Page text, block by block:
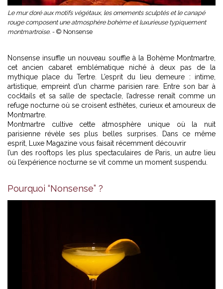
Le mur doré aux motifs végétaux, les ornements sculptés et le canapé
rouge composent une atmosphère bohème et luxurieuse typiquement
montmartroise. - © Nonsense
Nonsense insuffle un nouveau souffle à la Bohème Montmartre,
cet ancien cabaret emblématique niché à deux pas de la
mythique place du Tertre. L’esprit du lieu demeure : intime,
artistique, empreint d’un charme parisien rare. Entre son bar à
cocktails et sa salle de spectacle, l’adresse renaît comme un
refuge nocturne où se croisent esthètes, curieux et amoureux de
Montmartre.
Montmartre cultive cette atmosphère unique où la nuit
parisienne révèle ses plus belles surprises. Dans ce même
esprit, Luxe Magazine vous faisait récemment découvrir
l’un des rooftops les plus spectaculaires de Paris , un autre lieu
où l’expérience nocturne se vit comme un moment suspendu.
Pourquoi “Nonsense” ?